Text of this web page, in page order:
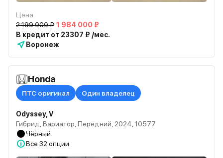
Цена
2 199 000 ₽ 1 984 000 ₽
В кредит от 23307 ₽ /мес.
Воронеж
Honda
ПТС оригинал Один владелец
Odyssey, V
Гибрид, Вариатор, Передний, 2024, 10577
Чёрный
Все 32 опции